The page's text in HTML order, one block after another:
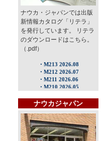
ナウカ・ジャパンでは出版
新情報カタログ「リテラ」
を発行しています。 リテラ
のダウンロードはこちら。
（.pdf）
ナウカジャパン